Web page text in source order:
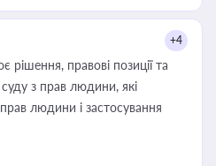
+4
рішення, правові позиції та
з прав людини, які
людини і застосування